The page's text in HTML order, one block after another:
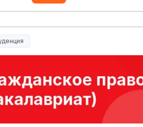
и право